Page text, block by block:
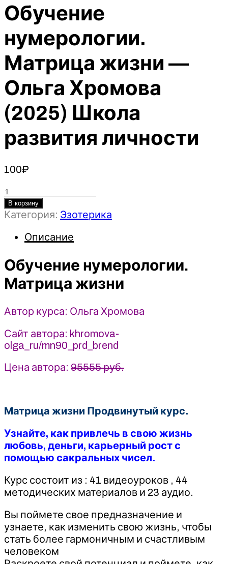
Обучение
нумерологии.
Матрица жизни —
Ольга Хромова
(2025) Школа
развития личности
100₽
Количество
товара
Обучение
Матрица
-
Ольга
Хромова
Школа
личности
В корзину
Категория: Эзотерика
Описание
Обучение нумерологии.
Матрица жизни
Автор курса: Ольга Хромова
Сайт автора: khromova-
olga_ru/mn90_prd_brend
Цена автора: 95555 руб.
Матрица жизни Продвинутый курс.
Узнайте, как привлечь в свою жизнь
любовь, деньги, карьерный рост с
помощью сакральных чисел.
Курс состоит из : 41 видеоуроков , 44
методических материалов и 23 аудио.
Вы поймете свое предназначение и
узнаете, как изменить свою жизнь, чтобы
стать более гармоничным и счастливым
человеком